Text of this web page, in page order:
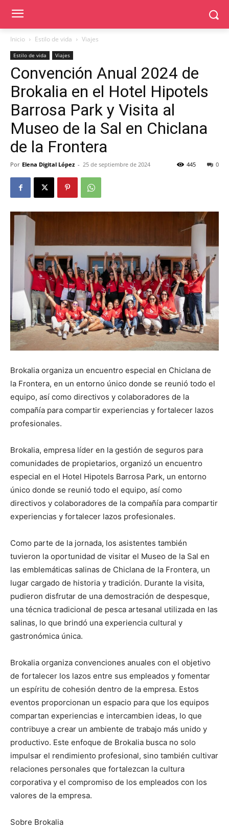
Inicio Estilo de vida Viajes
Estilo de vida Viajes
Convención Anual 2024 de
Brokalia en el Hotel Hipotels
Barrosa Park y Visita al
Museo de la Sal en Chiclana
de la Frontera
Por Elena Digital López - 25 de septiembre de 2024 0
445
Brokalia organiza un encuentro especial en Chiclana de
la Frontera, en un entorno único donde se reunió todo el
equipo, así como directivos y colaboradores de la
compañía para compartir experiencias y fortalecer lazos
profesionales.
Brokalia, empresa líder en la gestión de seguros para
comunidades de propietarios, organizó un encuentro
especial en el Hotel Hipotels Barrosa Park, un entorno
único donde se reunió todo el equipo, así como
directivos y colaboradores de la compañía para compartir
experiencias y fortalecer lazos profesionales.
Como parte de la jornada, los asistentes también
tuvieron la oportunidad de visitar el Museo de la Sal en
las emblemáticas salinas de Chiclana de la Frontera, un
lugar cargado de historia y tradición. Durante la visita,
pudieron disfrutar de una demostración de despesque,
una técnica tradicional de pesca artesanal utilizada en las
salinas, lo que brindó una experiencia cultural y
gastronómica única.
Brokalia organiza convenciones anuales con el objetivo
de fortalecer los lazos entre sus empleados y fomentar
un espíritu de cohesión dentro de la empresa. Estos
eventos proporcionan un espacio para que los equipos
compartan experiencias e intercambien ideas, lo que
contribuye a crear un ambiente de trabajo más unido y
productivo. Este enfoque de Brokalia busca no solo
impulsar el rendimiento profesional, sino también cultivar
relaciones personales que fortalezcan la cultura
corporativa y el compromiso de los empleados con los
valores de la empresa.
Sobre Brokalia